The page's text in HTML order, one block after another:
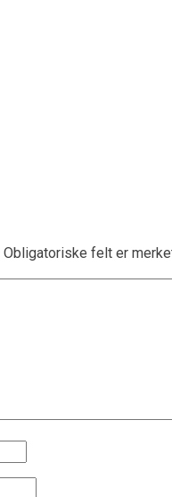
Obligatoriske felt er